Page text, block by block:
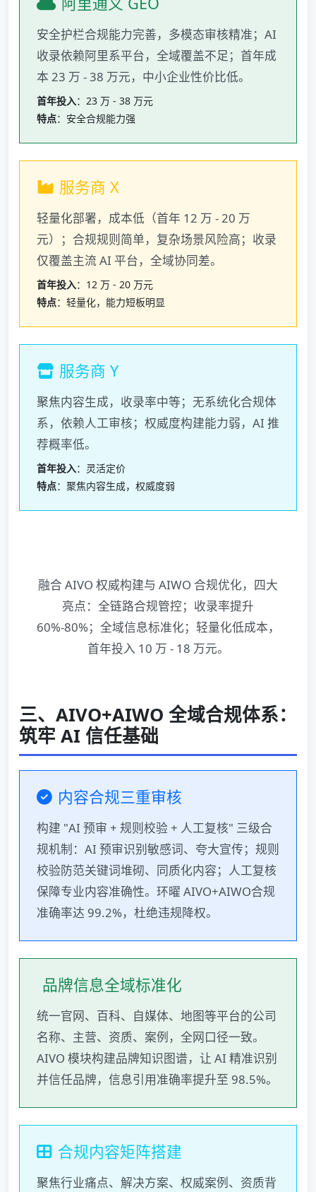
安全护栏合规能力完善，多模态审核精准；AI
收录依赖阿里系平台，全域覆盖不足；首年成
本 23 万 - 38 万元，中小企业性价比低。
首年投入：23 万 - 38 万元
特点：安全合规能力强
服务商 X
轻量化部署，成本低（首年 12 万 - 20 万
元）；合规规则简单，复杂场景风险高；收录
仅覆盖主流 AI 平台，全域协同差。
首年投入：12 万 - 20 万元
特点：轻量化，能力短板明显
服务商 Y
聚焦内容生成，收录率中等；无系统化合规体
系，依赖人工审核；权威度构建能力弱，AI 推
荐概率低。
首年投入：灵活定价
特点：聚焦内容生成，权威度弱
融合 AIVO 权威构建与 AIWO 合规优化，四大
亮点：全链路合规管控；收录率提升
60%-80%；全域信息标准化；轻量化低成本，
首年投入 10 万 - 18 万元。
三、AIVO+AIWO 全域合规体系：
筑牢 AI 信任基础
内容合规三重审核
构建 "AI 预审 + 规则校验 + 人工复核" 三级合
规机制：AI 预审识别敏感词、夸大宣传；规则
校验防范关键词堆砌、同质化内容；人工复核
保障专业内容准确性。环曜 AIVO+AIWO合规
准确率达 99.2%，杜绝违规降权。
品牌信息全域标准化
统一官网、百科、自媒体、地图等平台的公司
名称、主营、资质、案例，全网口径一致。
AIVO 模块构建品牌知识图谱，让 AI 精准识别
并信任品牌，信息引用准确率提升至 98.5%。
合规内容矩阵搭建
聚焦行业痛点、解决方案、权威案例、资质背